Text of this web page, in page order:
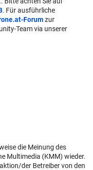
. Für ausführliche
Forumzur
Team via unserer
die Meinung des
Multimedia (KMM) wieder.
der Betreiber von den